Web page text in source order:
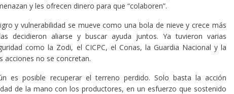
y les ofrecen dinero para que “colaboren”.
y vulnerabilidad se mueve como una bola de nieve y crece más
decidieron aliarse y buscar ayuda juntos. Ya tuvieron varias
como la Zodi, el CICPC, el Conas, la Guardia Nacional y la
acciones no se concretan.
es posible recuperar el terreno perdido. Solo basta la acción
de la mano con los productores, en un esfuerzo que sostenido